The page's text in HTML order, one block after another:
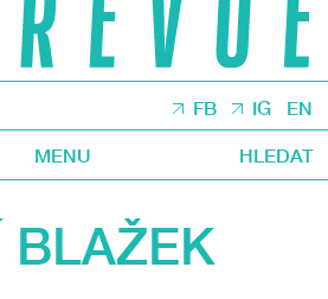
FB IG EN
MENU HLEDAT
BLAŽEK